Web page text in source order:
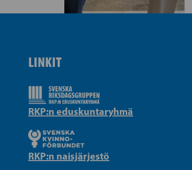
LINKIT
RKP:n eduskuntaryhmä
RKP:n naisjärjestö